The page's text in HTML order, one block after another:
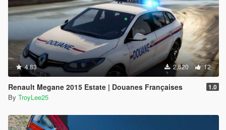
4.83 2,620 12
Renault Megane 2015 Estate | Douanes Françaises 1.0
By TroyLee25